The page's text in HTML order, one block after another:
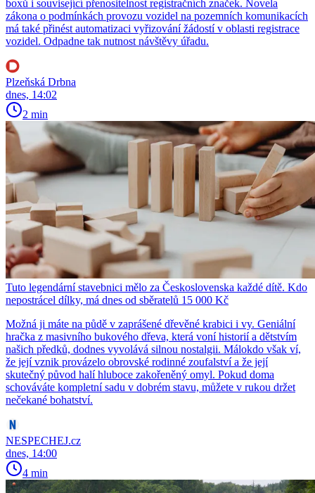
boxů i související přenositelnost registračních značek. Novela
zákona o podmínkách provozu vozidel na pozemních komunikacích
má také přinést automatizaci vyřizování žádostí v oblasti registrace
vozidel. Odpadne tak nutnost návštěvy úřadu.
Plzeňská Drbna
dnes, 14:02
2 min
Tuto legendární stavebnici mělo za Československa každé dítě. Kdo
nepostrácel dílky, má dnes od sběratelů 15 000 Kč
Možná ji máte na půdě v zaprášené dřevěné krabici i vy. Geniální
hračka z masivního bukového dřeva, která voní historií a dětstvím
našich předků, dodnes vyvolává silnou nostalgii. Málokdo však ví,
že její vznik provázelo obrovské rodinné zoufalství a že její
skutečný původ halí hluboce zakořeněný omyl. Pokud doma
schováváte kompletní sadu v dobrém stavu, můžete v rukou držet
nečekané bohatství.
NESPECHEJ.cz
dnes, 14:00
4 min